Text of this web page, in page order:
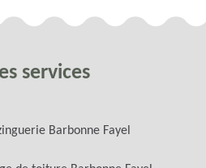
services
Barbonne Fayel